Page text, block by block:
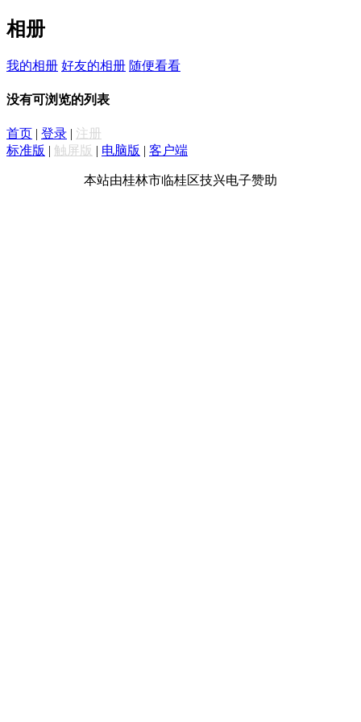
相册
我的相册 好友的相册 随便看看
没有可浏览的列表
首页 | 登录 | 注册
标准版 | 触屏版 | 电脑版 | 客户端
本站由桂林市临桂区技兴电子赞助